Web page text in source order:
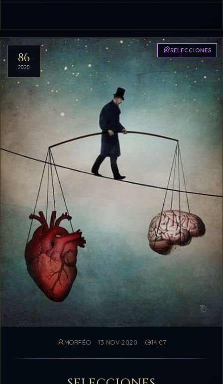
86
2020
SELECCIONES
MORFÉO 13 NOV 2020 14:07